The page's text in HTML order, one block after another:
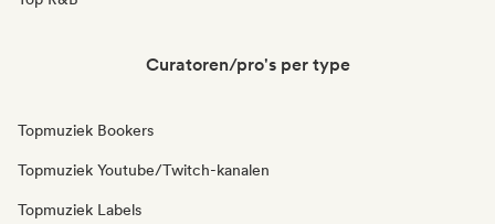
Curatoren/pro's per type
Topmuziek Bookers
Topmuziek Youtube/Twitch-kanalen
Topmuziek Labels